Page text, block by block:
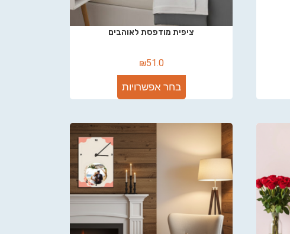
ציפית מודפסת לאוהבים
₪51.0
בחר אפשרויות